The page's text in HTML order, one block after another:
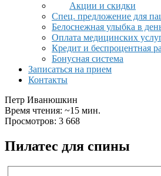
Акции и скидки
Спец. предложение для
Белоснежная улыбка в
Оплата медицинских
Кредит и беспроцентная
Бонусная система
Записаться на прием
Контакты
Петр Иванюшкин
Время чтения: ~15 мин.
Просмотров: 3 668
Пилатес для спины